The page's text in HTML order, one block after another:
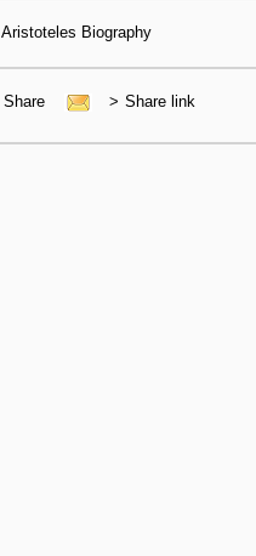
Aristoteles Biography
Share > Share link